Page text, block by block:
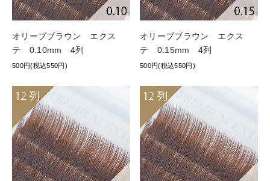
オリーブブラウン エクス
テ 0.10mm 4列
500円(税込550円)
オリーブブラウン エクス
テ 0.15mm 4列
500円(税込550円)